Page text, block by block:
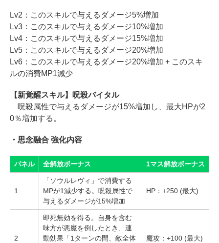
Lv2：このスキルで与えるダメージ5%増加
Lv3：このスキルで与えるダメージ10%増加
Lv4：このスキルで与えるダメージ15%増加
Lv5：このスキルで与えるダメージ20%増加
Lv6：このスキルで与えるダメージ20%増加 + このスキ
ルの消費MP1減少
【新覚醒スキル】呪殺バイタル
呪殺属性で与えるダメージが15%増加し、最大HPが2
0％増加する。
・思念融合 強化内容
パネル 全解放ボーナス 1マス解放ボーナス
1
「ソウルレヴィ」で消費する
MPが1減少する。呪殺属性で
与えるダメージが15%増加
HP：+250 (最大)
2
即死無効を得る。自身を含む
味方が悪魔を倒したとき、連
動効果「1ターンの間、敵全体
魔攻：+100 (最大)